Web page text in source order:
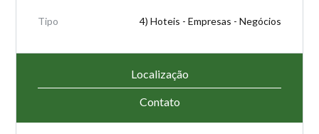
Tipo 4) Hoteis - Empresas - Negócios
Localização
Contato